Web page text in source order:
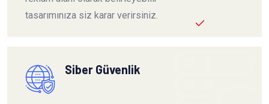
tasarımınıza siz karar verirsiniz.
Siber Güvenlik